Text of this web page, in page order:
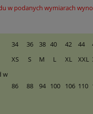
w podanych wymiarach
34 36 38 40 42 44
XS
S M L XL XXL
w
86 88 94 100 106 110